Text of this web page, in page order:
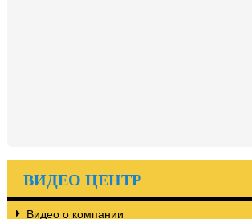
ВИДЕО ЦЕНТР
Видео о компании